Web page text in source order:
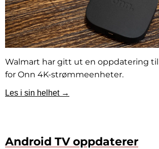
Walmart har gitt ut en oppdatering til
for Onn 4K-strømmeenheter.
Les i sin helhet →
Android TV oppdaterer